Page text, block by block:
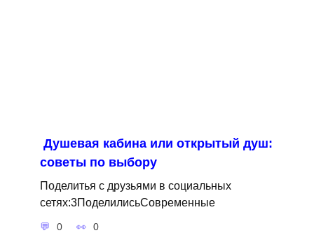
Душевая кабина или открытый душ:
советы по выбору
Поделитья с друзьями в социальных
сетях:3ПоделилисьСовременные
0 0